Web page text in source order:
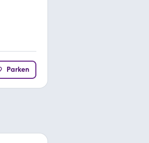
Parken